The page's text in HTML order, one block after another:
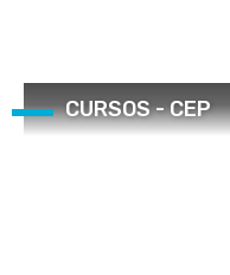
CURSOS - CEP